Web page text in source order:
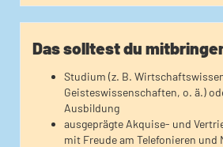
Das solltest du
Studium (z. B.
Geisteswissenschaften, o. ä.)
Ausbildung
ausgeprägte Akquise- und
mit Freude am Telefonieren und